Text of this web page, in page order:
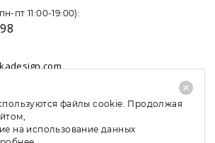
пт 11:00-19:00):
файлы cookie. Продолжая
на использование данных